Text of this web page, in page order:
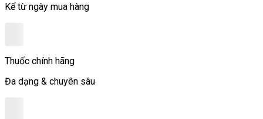
Kể từ ngày mua hàng
Thuốc chính hãng
Đa dạng & chuyên sâu